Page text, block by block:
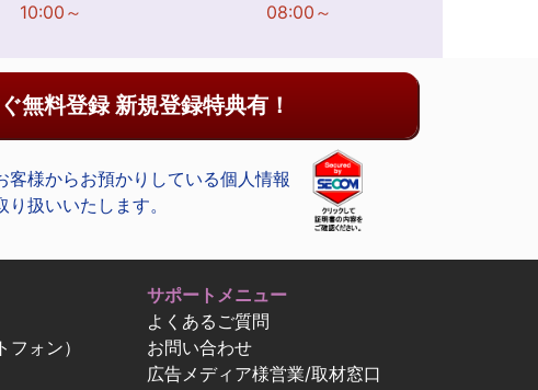
10:00～
08:00～
無料登録 新規登録特典有！
客様からお預かりしている個人情報
り扱いいたします。
ォン）
サポートメニュー
よくあるご質問
お問い合わせ
広告メディア様営業/取材窓口